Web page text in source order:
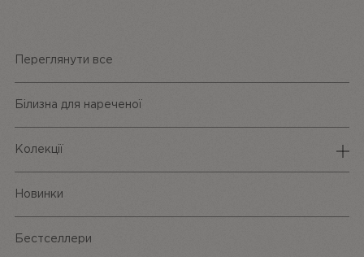
Переглянути все
Білизна для нареченої
Колекції
Одяг та аксесуари
Новинки
Бестселлери